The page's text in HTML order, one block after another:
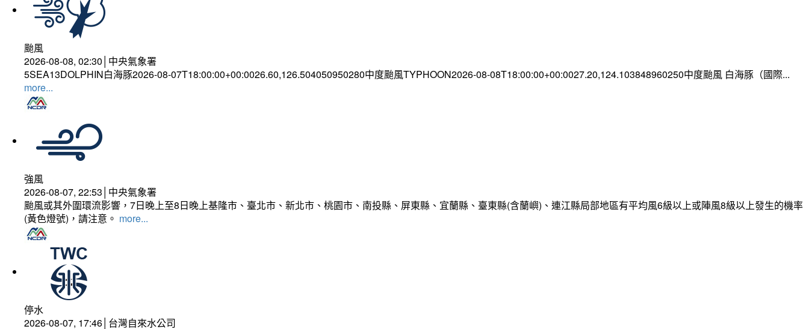
颱風
2026-08-08, 02:30│中央氣象署
5SEA13DOLPHIN白海豚2026-08-07T18:00:00+00:0026.60,126.504050950280中度颱風TYPHOON2026-08-08T18:00:00+00:0027.20,124.103848960250中度颱風 白海豚（國際...
more...
強風
2026-08-07, 22:53│中央氣象署
颱風或其外圍環流影響，7日晚上至8日晚上基隆市、臺北市、新北市、桃園市、南投縣、屏東縣、宜蘭縣、臺東縣(含蘭嶼)、連江縣局部地區有平均風6級以上或陣風8級以上發生的機率
(黃色燈號)，請注意。 more...
停水
2026-08-07, 17:46│台灣自來水公司